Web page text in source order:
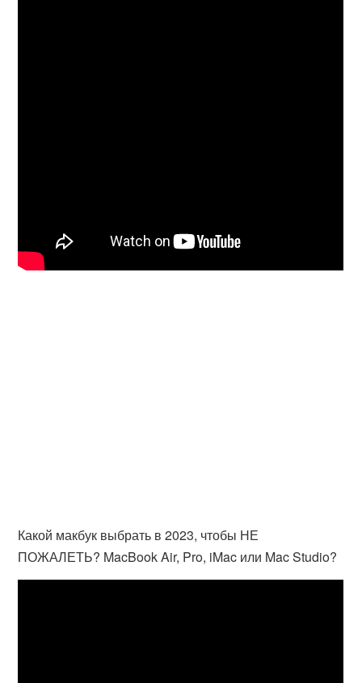
Какой макбук выбрать в 2023, чтобы НЕ
ПОЖАЛЕТЬ? MacBook Air, Pro, iMac или Mac Studio?